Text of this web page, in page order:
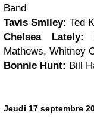
Band
Tavis Smiley: Ted
Chelsea Lately:
Mathews, Whitney
Bonnie Hunt: Bill
Jeudi 17 septembre